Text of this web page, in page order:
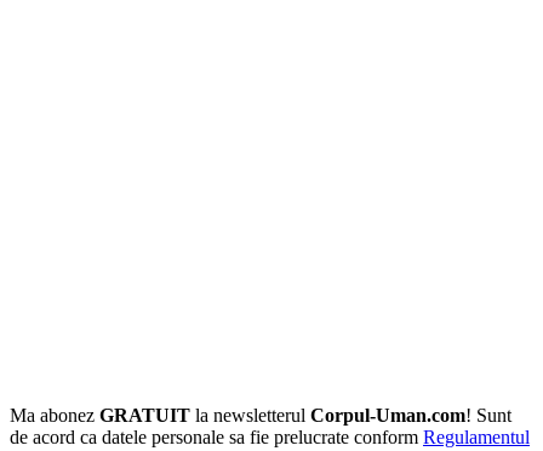
Ma abonez GRATUIT la newsletterul Corpul-Uman.com! Sunt
de acord ca datele personale sa fie prelucrate conform Regulamentul